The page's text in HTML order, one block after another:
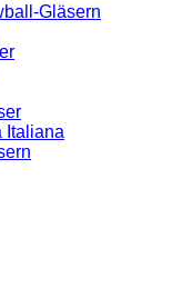
Gläsern
Italiana